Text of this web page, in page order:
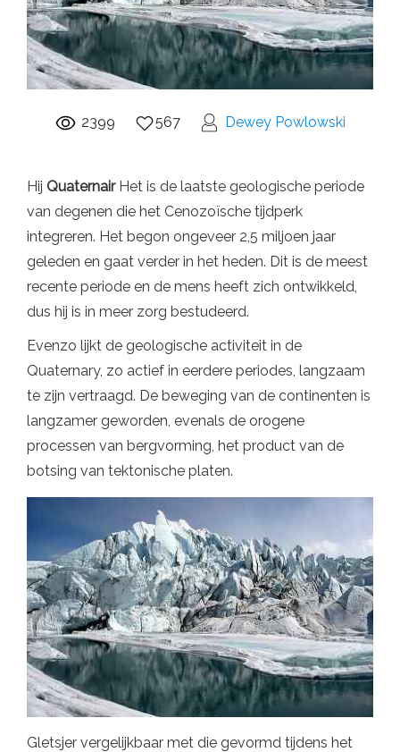
2399 567 Dewey Powlowski
Hij QuaternairHet is de laatste geologische periode
van degenen die het Cenozoïsche tijdperk
integreren. Het begon ongeveer 2,5 miljoen jaar
geleden en gaat verder in het heden. Dit is de meest
recente periode en de mens heeft zich ontwikkeld,
dus hij is in meer zorg bestudeerd.
Evenzo lijkt de geologische activiteit in de
Quaternary, zo actief in eerdere periodes, langzaam
te zijn vertraagd. De beweging van de continenten is
langzamer geworden, evenals de orogene
processen van bergvorming, het product van de
botsing van tektonische platen.
Gletsjer vergelijkbaar met die gevormd tijdens het